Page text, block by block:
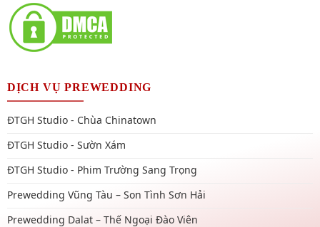
DỊCH VỤ PREWEDDING
ĐTGH Studio - Chùa Chinatown
ĐTGH Studio - Sườn Xám
ĐTGH Studio - Phim Trường Sang Trọng
Prewedding Vũng Tàu – Son Tình Sơn Hải
Prewedding Dalat – Thế Ngoại Đào Viên